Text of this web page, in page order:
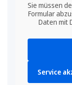
Sie müssen
Formular
Daten mit
Service